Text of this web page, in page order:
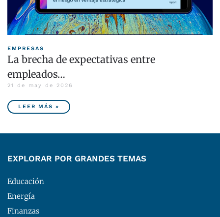
EMPRESAS
La brecha de expectativas entre
empleados…
21 de may de 2026
LEER MÁS »
EXPLORAR POR GRANDES TEMAS
Educación
Energía
Finanzas